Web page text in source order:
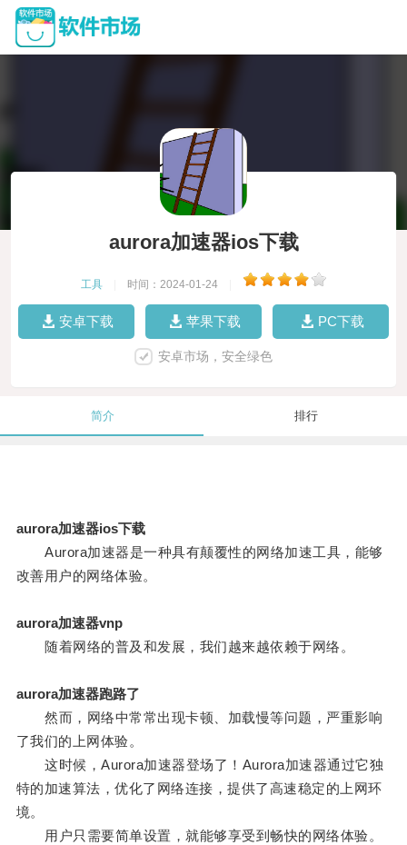
aurora加速器ios下载
工具 时间：2024-01-24
安卓下载 苹果下载 PC下载
安卓市场，安全绿色
简介 排行
aurora加速器ios下载
Aurora加速器是一种具有颠覆性的网络加速工具，能够
改善用户的网络体验。
aurora加速器vnp
随着网络的普及和发展，我们越来越依赖于网络。
aurora加速器跑路了
然而，网络中常常出现卡顿、加载慢等问题，严重影响
了我们的上网体验。
这时候，Aurora加速器登场了！Aurora加速器通过它独
特的加速算法，优化了网络连接，提供了高速稳定的上网环
境。
用户只需要简单设置，就能够享受到畅快的网络体验。